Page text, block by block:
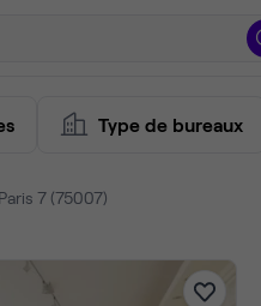
Type de bureaux
7 (75007)